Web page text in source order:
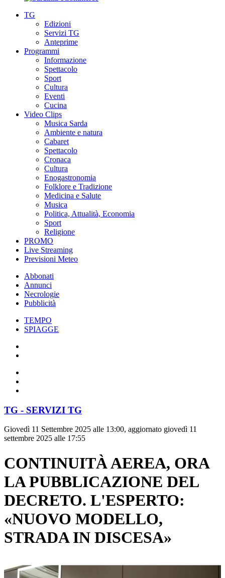
TG
Edizioni
Servizi TG
Anteprime
Programmi
Informazione
Spettacolo
Sport
Cultura
Eventi
Cucina
Video Clips
Musica Sarda
Ambiente e natura
Cabaret
Spettacolo
Cronaca
Cultura
Enogastronomia
Folklore e Tradizione
Medicina e Salute
Musica
Politica, Attualità, Economia
Sport
Religione
PROMO
Live Streaming
Previsioni Meteo
Abbonati
Annunci
Necrologie
Pubblicità
TEMPO
SPIAGGE
TG - SERVIZI TG
Giovedì 11 Settembre 2025 alle 13:00, aggiornato giovedì 11
settembre 2025 alle 17:55
CONTINUITÀ AEREA, ORA
LA PUBBLICAZIONE DEL
DECRETO. L'ESPERTO:
«NUOVO MODELLO,
STRADA IN DISCESA»